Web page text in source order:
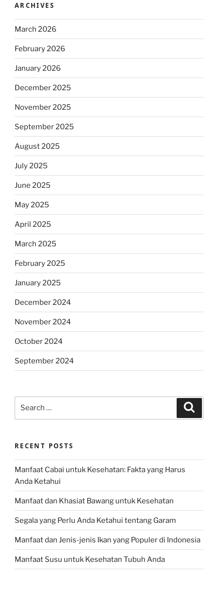
ARCHIVES
March 2026
February 2026
January 2026
December 2025
November 2025
September 2025
August 2025
July 2025
June 2025
May 2025
April 2025
March 2025
February 2025
January 2025
December 2024
November 2024
October 2024
September 2024
RECENT POSTS
Manfaat Cabai untuk Kesehatan: Fakta yang Harus
Anda Ketahui
Manfaat dan Khasiat Bawang untuk Kesehatan
Segala yang Perlu Anda Ketahui tentang Garam
Manfaat dan Jenis-jenis Ikan yang Populer di Indonesia
Manfaat Susu untuk Kesehatan Tubuh Anda